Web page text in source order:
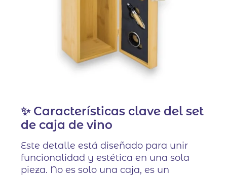
✨ Características clave del set
de caja de vino
Este detalle está diseñado para unir
funcionalidad y estética en una sola
pieza. No es solo una caja, es un